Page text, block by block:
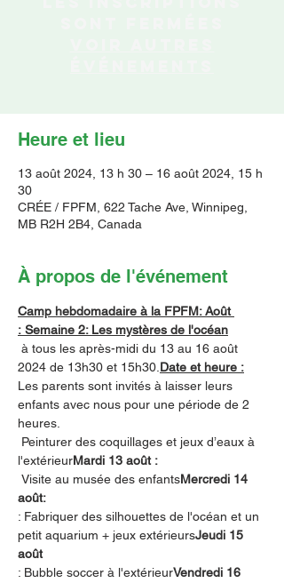
Heure et lieu
13 août 2024, 13 h 30 – 16 août 2024, 15 h
30
CRÉE / FPFM, 622 Tache Ave, Winnipeg,
MB R2H 2B4, Canada
À propos de l'événement
Camp hebdomadaire à la FPFM: Août
: Semaine 2: Les mystères de l'océan
2024 de 13h30 et 15h30. Date et heure :
Les parents sont invités à laisser leurs
enfants avec nous pour une période de 2
heures.
l'extérieurMardi 13 août :
Visite au musée des enfantsMercredi 14
août:
: Fabriquer des silhouettes de l'océan et un
petit aquarium + jeux extérieursJeudi 15
août
: Bubble soccer à l'extérieurVendredi 16